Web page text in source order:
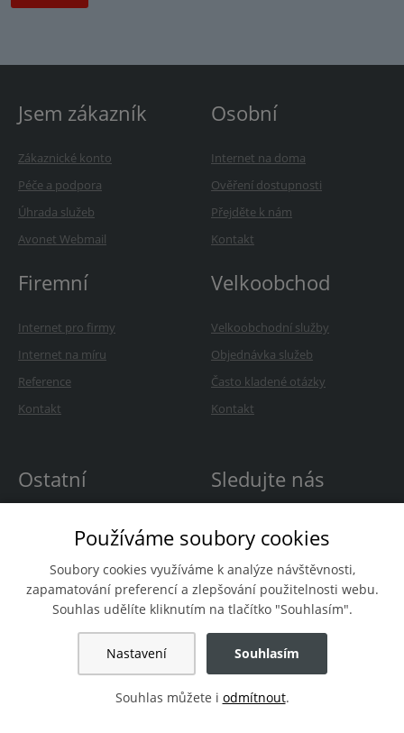
Jsem zákazník
Zákaznické konto
Péče a podpora
Úhrada služeb
Avonet Webmail
Osobní
Internet na doma
Ověření dostupnosti
Přejděte k nám
Kontakt
Firemní
Internet pro firmy
Internet na míru
Reference
Kontakt
Velkoobchod
Velkoobchodní služby
Objednávka služeb
Často kladené otázky
Kontakt
Ostatní
Novinky
Sledujte nás
© AVONET, s.r.o. Všechna práva vyhrazena. Prohlášení o
Ochrana osobních údajů Nastavení cookies
Používáme soubory cookies
Soubory cookies využíváme k analýze návštěvnosti,
zapamatování preferencí a zlepšování použitelnosti webu.
Souhlas udělíte kliknutím na tlačítko "Souhlasím".
Nastavení Souhlasím
Souhlas můžete i odmítnout.